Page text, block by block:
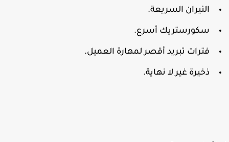
النيران السريعة.
سكورستريك أسرع.
فترات تبريد أقصر لمهارة العميل.
ذخيرة غير لا نهاية.